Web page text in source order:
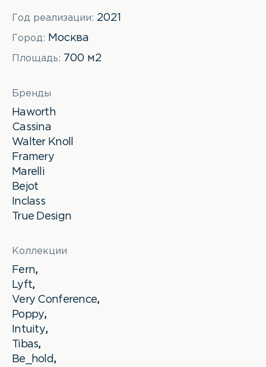
Год реализации: 2021
Город: Москва
Площадь: 700 м2
Бренды
Haworth
Cassina
Walter Knoll
Framery
Marelli
Bejot
Inclass
True Design
Коллекции
Fern,
Lyft,
Very Conference,
Poppy,
Intuity,
Tibas,
Be_hold,